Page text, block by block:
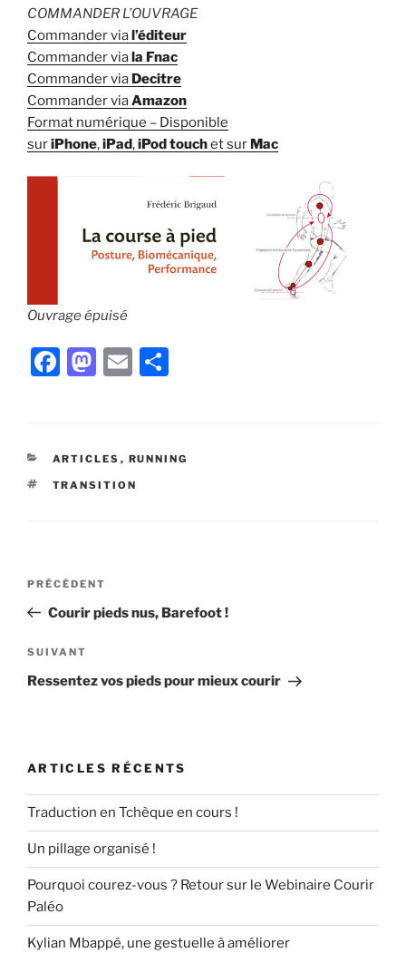
COMMANDER L’OUVRAGE
Commander via l’éditeur
Commander via la Fnac
Commander via Decitre
Commander viaAmazon
Format numérique – Disponible
suriPhone,iPad,iPod touchet sur Mac
Ouvrage épuisé
F
e
b
M
o
d
E
l
g
CATÉGORIES
ARTICLES , RUNNING
ÉTIQUETTES
TRANSITION
Navigation
l’article
Article
précédent
PRÉCÉDENT
Courir pieds nus, Barefoot !
Article
suivant
SUIVANT
Ressentez vos pieds pour mieux courir
ARTICLES RÉCENTS
Traduction en Tchèque en cours !
Un pillage organisé !
Pourquoi courez-vous ? Retour sur le Webinaire Courir
Paléo
Kylian Mbappé, une gestuelle à améliorer